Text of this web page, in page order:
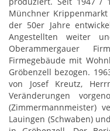
Münchner
der 50er Jahre
Angestellten weiter
Oberammergauer
Firmegebäude mit
Gröbenzell bezogen.
von Josef Kreutz,
Veränderungen
(Zimmermannmeister)
Lauingen (Schwaben)